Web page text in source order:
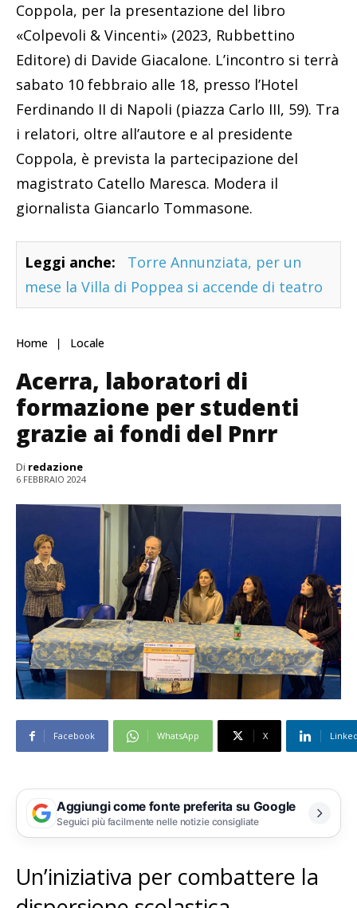
Coppola, per la presentazione del libro
«Colpevoli & Vincenti» (2023, Rubbettino
Editore) di Davide Giacalone. L’incontro si terrà
sabato 10 febbraio alle 18, presso l’Hotel
Ferdinando II di Napoli (piazza Carlo III, 59). Tra
i relatori, oltre all’autore e al presidente
Coppola, è prevista la partecipazione del
magistrato Catello Maresca. Modera il
giornalista Giancarlo Tommasone.
Leggi anche:
Torre Annunziata, per un
mese la Villa di Poppea si accende di teatro
Home Locale
Acerra, laboratori di
formazione per studenti
grazie ai fondi del Pnrr
Di redazione
6 FEBBRAIO 2024
Facebook WhatsApp X
Aggiungi come fonte preferita su Google
Seguici più facilmente nelle notizie consigliate
Un’iniziativa per combattere la